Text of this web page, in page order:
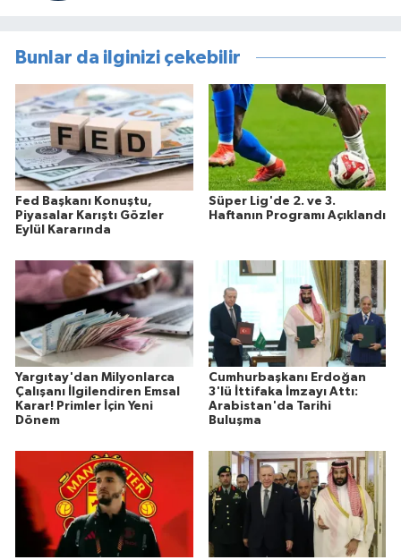
Bunlar da ilginizi çekebilir
Fed Başkanı Konuştu,
Piyasalar Karıştı Gözler
Eylül Kararında
Süper Lig'de 2. ve 3.
Haftanın Programı Açıklandı
Yargıtay'dan Milyonlarca
Çalışanı İlgilendiren Emsal
Karar! Primler İçin Yeni
Dönem
Cumhurbaşkanı Erdoğan
3'lü İttifaka İmzayı Attı:
Arabistan'da Tarihi
Buluşma